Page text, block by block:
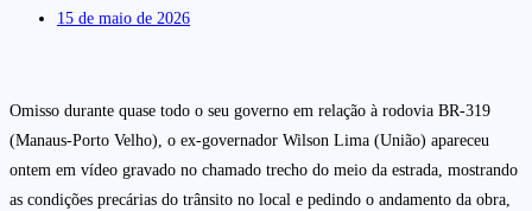
15 de maio de 2026
Omisso durante quase todo o seu governo em relação à rodovia BR-319
(Manaus-Porto Velho), o ex-governador Wilson Lima (União) apareceu
ontem em vídeo gravado no chamado trecho do meio da estrada, mostrando
as condições precárias do trânsito no local e pedindo o andamento da obra,